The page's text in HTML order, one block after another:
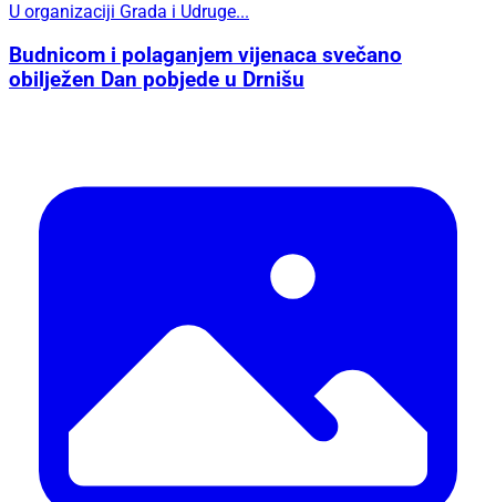
U organizaciji Grada i Udruge...
Budnicom i polaganjem vijenaca svečano
obilježen Dan pobjede u Drnišu